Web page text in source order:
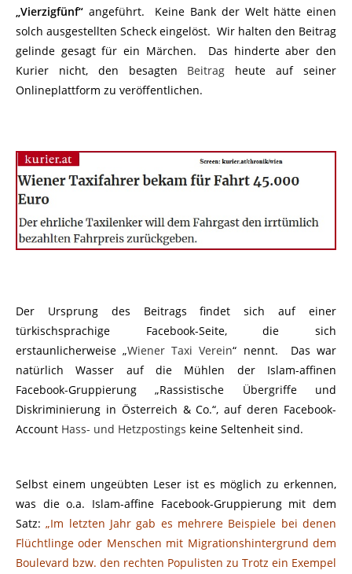
„Vierzigfünf“ angeführt. Keine Bank der Welt hätte einen
solch ausgestellten Scheck eingelöst. Wir halten den Beitrag
gelinde gesagt für ein Märchen. Das hinderte aber den
Kurier nicht, den besagten Beitrag heute auf seiner
Onlineplattform zu veröffentlichen.
Der Ursprung des Beitrags findet sich auf einer
türkischsprachige Facebook-Seite, die sich
erstaunlicherweise „Wiener Taxi Verein“ nennt. Das war
natürlich Wasser auf die Mühlen der Islam-affinen
Facebook-Gruppierung „Rassistische Übergriffe und
Diskriminierung in Österreich & Co.“, auf deren Facebook-
Account Hass- und Hetzpostings keine Seltenheit sind.
Selbst einem ungeübten Leser ist es möglich zu erkennen,
was die o.a. Islam-affine Facebook-Gruppierung mit dem
Satz:„Im letzten Jahr gab es mehrere Beispiele bei denen
Flüchtlinge oder Menschen mit Migrationshintergrund dem
Boulevard bzw. den rechten Populisten zu Trotz ein Exempel